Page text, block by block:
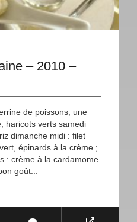
– 2010 –
de poissons, une
haricots verts samedi
dimanche midi : filet
épinards à la crème ;
: crème à la cardamome
goût...